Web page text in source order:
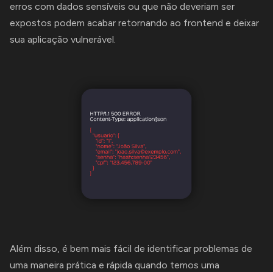
erros com dados sensíveis ou que não deveriam ser
expostos podem acabar retornando ao frontend e deixar
sua aplicação vulnerável.
Além disso, é bem mais fácil de identificar problemas de
uma maneira prática e rápida quando temos uma